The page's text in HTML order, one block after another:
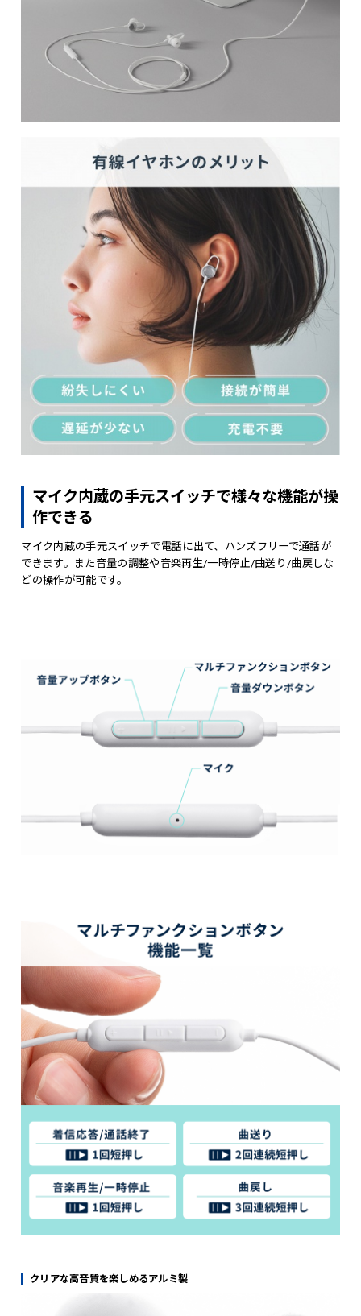
マイク内蔵の手元スイッチで様々な機能が操
作できる
マイク内蔵の手元スイッチで電話に出て、ハンズフリーで通話が
できます。また音量の調整や音楽再生/一時停止/曲送り/曲戻しな
どの操作が可能です。